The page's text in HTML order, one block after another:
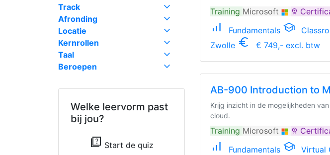
Track expand_more
Afronding expand_more
Locatie expand_more
Kernrollen expand_more
Taal expand_more
Beroepen expand_more
Welke leervorm past
bij jou?
quiz Start de quiz
Training Microsoft workspace_premium
signal_cellular_alt Fundamentals school
Zwolle euro_symbol € 749,- excl. btw
AB-900 Introduction to
Krijg inzicht in de mogelijkheden
cloud.
Training Microsoft workspace_premium
signal_cellular_alt Fundamentals school Virtual